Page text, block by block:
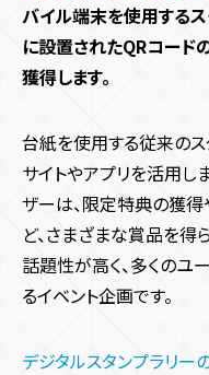
ふくしま常磐もの
GET KAGOSHIMA
港区ワールドフェ
テクテクひょうご
府中を彩る！秋の
ご相談ください
バイル端末を使用するス
に設置されたQRコード
獲得します。
台紙を使用する従来のス
サイトやアプリを活用し
ザーは、限定特典の獲
ど、さまざまな賞品を得
話題性が高く、多くの
るイベント企画です。
デジタルスタンプラリー